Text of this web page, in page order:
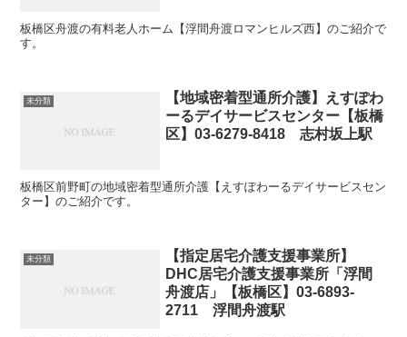
板橋区舟渡の有料老人ホーム【浮間舟渡ロマンヒルズ西】のご紹介で
す。
未分類
【地域密着型通所介護】えすぽわ
ーるデイサービスセンター【板橋
区】03-6279-8418 志村坂上駅
板橋区前野町の地域密着型通所介護【えすぽわーるデイサービスセン
ター】のご紹介です。
未分類
【指定居宅介護支援事業所】
DHC居宅介護支援事業所「浮間
舟渡店」【板橋区】03-6893-
2711 浮間舟渡駅